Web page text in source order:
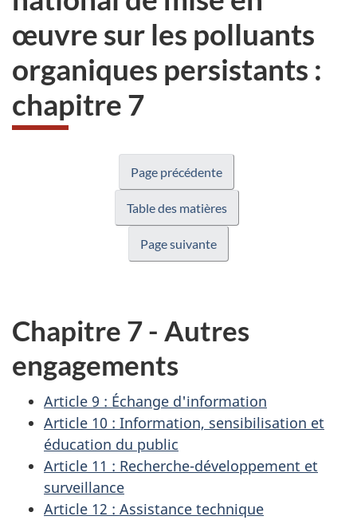
au
sondage
du
site
web,
œuvre sur les polluants
organiques persistants :
chapitre 7
Page précédente
Table des matières
Page suivante
Chapitre 7 - Autres
engagements
Article 9 : Échange d'information
Article 10 : Information, sensibilisation et
éducation du public
Article 11 : Recherche-développement et
surveillance
Article 12 : Assistance technique